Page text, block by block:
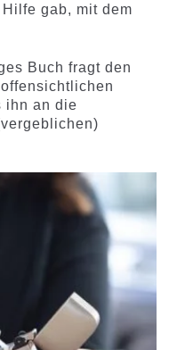
gab, mit dem
Buch fragt den
ihn an die